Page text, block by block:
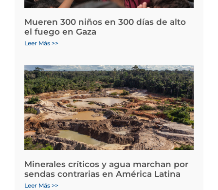
Mueren 300 niños en 300 días de alto
el fuego en Gaza
Leer Más >>
Minerales críticos y agua marchan por
sendas contrarias en América Latina
Leer Más >>